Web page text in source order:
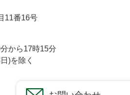
11番16号
から17時15分
)を除く